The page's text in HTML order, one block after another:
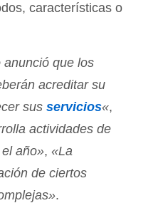
características o
anunció que los
acreditar su
sus servicios«,
actividades de
año», «La
de ciertos
.